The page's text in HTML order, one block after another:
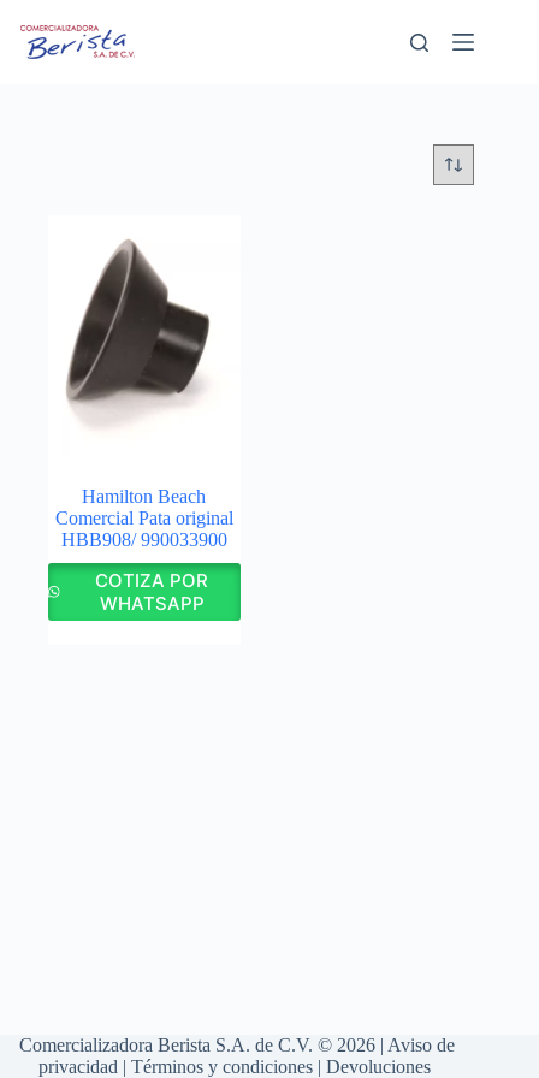
contenido
Hamilton Beach
Comercial Pata original
HBB908/ 990033900
COTIZA POR
WHATSAPP
Comercializadora Berista S.A. de C.V. © 2026 | Aviso de
privacidad |Términos y condiciones |Devoluciones